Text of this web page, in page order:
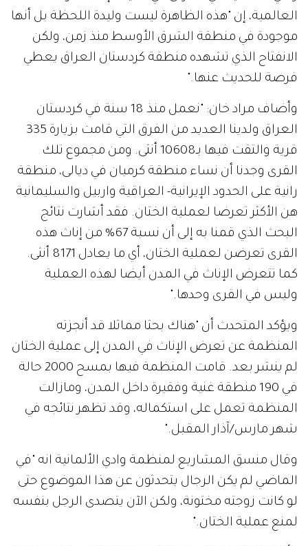
العالمية، إن "هذه الظاهرة ليست وليدة اللحظة بل أنها
موجودة في منطقة الشرق الأوسط منذ زمن، ولكن
الانفتاح الذي تشهده منطقة كردستان العراق يعطي
فرصة للحديث عنها."
وأضاف مراد خان: "نعمل منذ 18 سنة في كردستان
العراق ولدينا العديد من الفرق التي قامت بزيارة 335
قرية والتقت فيها بـ10608 أنثى. ومن مجموع تلك
القرى وجدنا أن نساء منطقة كرميان في ديالى، منطقة
رانية على الحدود الإيرانية- العراقية واربيل والسليمانية
هن الأكثر تعرضا لعملية الختان. فقد أشارت نتائج
البحث الذي قمنا به إلى أن نسبة 67% من إناث هذه
القرى تعرضن لعملية الختان، أي ما يعادل 8171 أنثى.
كما تتعرض الإناث في المدن أيضا لهذه العملية
وليس في القرى وحدها."
ويؤكد المتحدث أن "هناك بحثا مماثلا قد أنجزته
المنظمة عن تعرض الإناث في المدن إلى عملية الختان
لم ينشر بعد. قامت المنظمة فيها بمسح 2000 حالة
في 190 منطقة غنية وفقيرة داخل المدن، ومازالت
المنظمة تعمل على استكماله، وقد تظهر نتائجه في
شهر مارس/آذار المقبل."
وقال منسق المشاريع لمنظمة وادي الألمانية انه "في
الماضي لم يكن الرجال يتحدثون عن هذا الموضوع حتى
لو كانت زوجته مختونة، ولكن الآن يتصدى الرجل بنفسه
لمنع عملية الختان."